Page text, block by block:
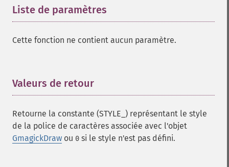
Liste de paramètres
Cette fonction ne contient aucun paramètre.
Valeurs de retour
Retourne la constante (STYLE_) représentant le style
de la police de caractères associée avec l'objet
GmagickDraw ou 0 si le style n'est pas défini.